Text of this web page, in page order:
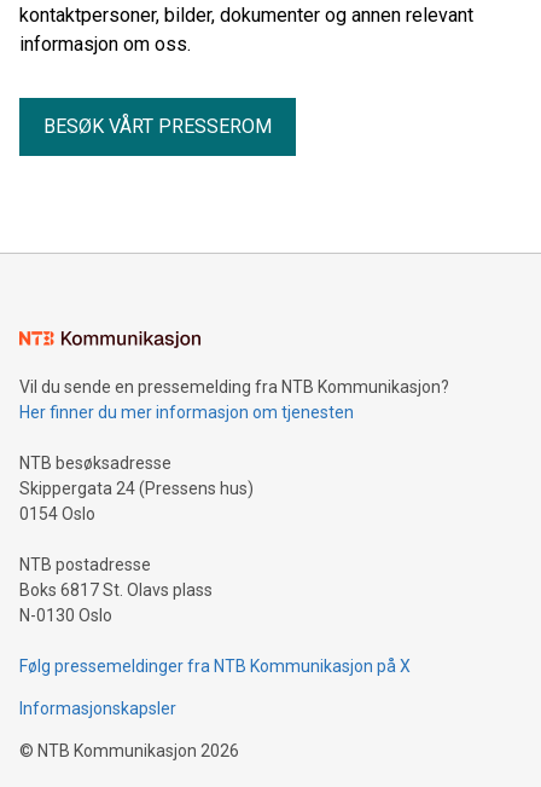
kontaktpersoner, bilder, dokumenter og annen relevant
informasjon om oss.
BESØK VÅRT PRESSEROM
Vil du sende en pressemelding fra NTB Kommunikasjon?
Her finner du mer informasjon om tjenesten
NTB besøksadresse
Skippergata 24 (Pressens hus)
0154 Oslo
NTB postadresse
Boks 6817 St. Olavs plass
N-0130 Oslo
Følg pressemeldinger fra NTB Kommunikasjon på X
Informasjonskapsler
© NTB Kommunikasjon 2026